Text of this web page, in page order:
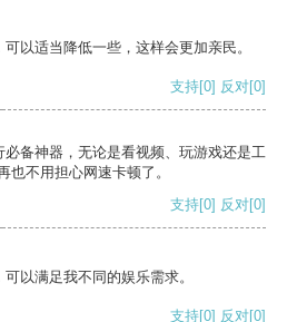
以适当降低一些，这样会更加亲民。
支持[0] 反对[0]
备神器，无论是看视频、玩游戏还是工
也不用担心网速卡顿了。
支持[0] 反对[0]
以满足我不同的娱乐需求。
支持[0] 反对[0]